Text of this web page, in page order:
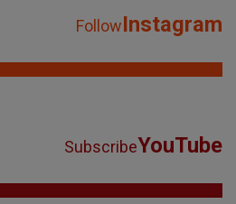
FollowInstagram
SubscribeYouTube